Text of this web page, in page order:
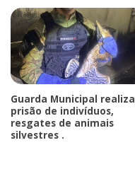
Guarda Municipal realiza
prisão de indivíduos,
resgates de animais
silvestres .